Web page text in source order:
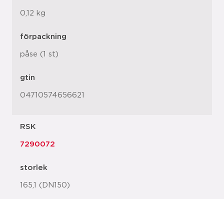
0,12 kg
förpackning
påse (1 st)
gtin
04710574656621
RSK
7290072
storlek
165,1 (DN150)